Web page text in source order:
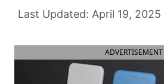
April 19, 2025
ADVERTISEMENT